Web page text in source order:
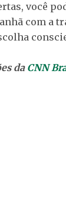
você
com a
da CNN